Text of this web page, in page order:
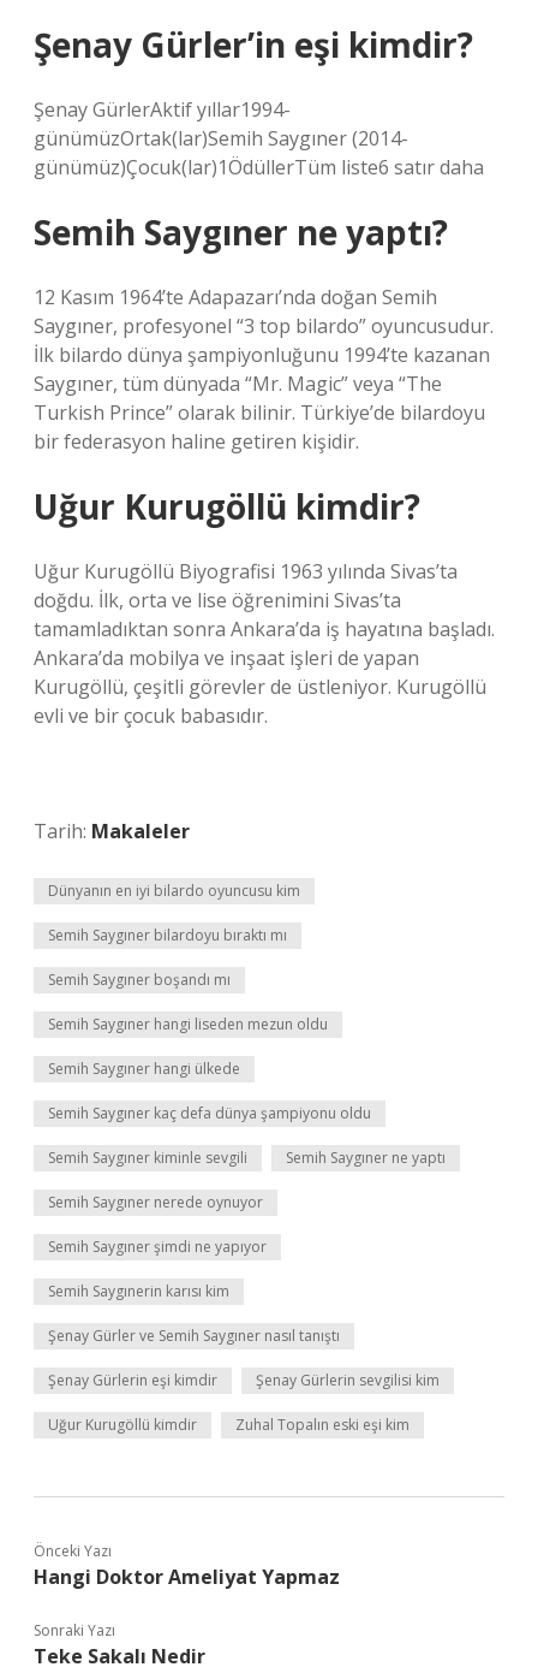
Şenay Gürler’in eşi kimdir?
Şenay GürlerAktif yıllar1994-
günümüzOrtak(lar)Semih Saygıner (2014-
günümüz)Çocuk(lar)1ÖdüllerTüm liste6 satır daha
Semih Saygıner ne yaptı?
12 Kasım 1964’te Adapazarı’nda doğan Semih
Saygıner, profesyonel “3 top bilardo” oyuncusudur.
İlk bilardo dünya şampiyonluğunu 1994’te kazanan
Saygıner, tüm dünyada “Mr. Magic” veya “The
Turkish Prince” olarak bilinir. Türkiye’de bilardoyu
bir federasyon haline getiren kişidir.
Uğur Kurugöllü kimdir?
Uğur Kurugöllü Biyografisi 1963 yılında Sivas’ta
doğdu. İlk, orta ve lise öğrenimini Sivas’ta
tamamladıktan sonra Ankara’da iş hayatına başladı.
Ankara’da mobilya ve inşaat işleri de yapan
Kurugöllü, çeşitli görevler de üstleniyor. Kurugöllü
evli ve bir çocuk babasıdır.
Tarih: Makaleler
Dünyanın en iyi bilardo oyuncusu kim
Semih Saygıner bilardoyu bıraktı mı
Semih Saygıner boşandı mı
Semih Saygıner hangi liseden mezun oldu
Semih Saygıner hangi ülkede
Semih Saygıner kaç defa dünya şampiyonu oldu
Semih Saygıner kiminle sevgili Semih Saygıner ne yaptı
Semih Saygıner nerede oynuyor
Semih Saygıner şimdi ne yapıyor
Semih Saygınerin karısı kim
Şenay Gürler ve Semih Saygıner nasıl tanıştı
Şenay Gürlerin eşi kimdir Şenay Gürlerin sevgilisi kim
Uğur Kurugöllü kimdir Zuhal Topalın eski eşi kim
Önceki Yazı
Hangi Doktor Ameliyat Yapmaz
Sonraki Yazı
Teke Sakalı Nedir